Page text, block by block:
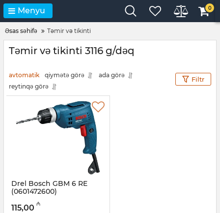
Menyu 0
Əsas səhifə Təmir və tikinti
Təmir və tikinti 3116 g/dəq
avtomatik qiymətə görə
ada görə
reytinqə görə
Filtr
Drel Bosch GBM 6 RE
(0601472600)
017003009
115,00 ₼